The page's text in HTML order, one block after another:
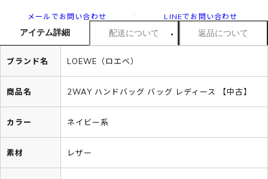
メールでお問い合わせ LINEでお問い合わせ
アイテム詳細 配送について 返品について
ブランド名 LOEWE（ロエベ）
商品名 2WAY ハンドバッグ バッグ レディース 【中古】
カラー ネイビー系
素材 レザー